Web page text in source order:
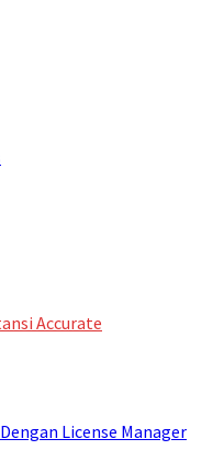
License Manager